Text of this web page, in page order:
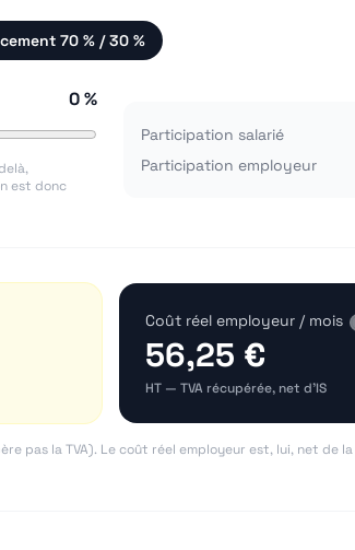
70 % / 30 %
0 %
est donc
Participation salarié
Participation employeur
Coût réel employeur / mois
56,25 €
HT — TVA récupérée, net d'IS
pas la TVA). Le coût réel employeur est, lui, net de